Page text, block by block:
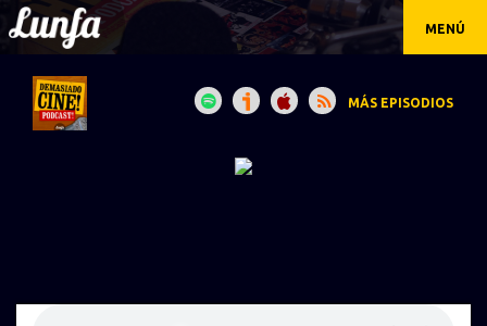
MENÚ
MÁS EPISODIOS